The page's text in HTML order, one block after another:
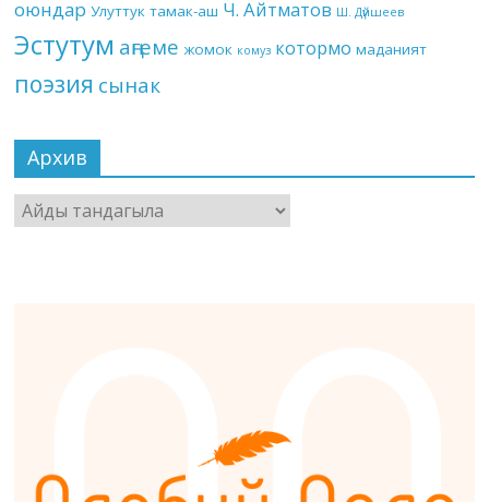
оюндар Улуттук тамак-аш Ч. Айтматов Ш. Дүйшеев
Эстутум аңгеме жомок комуз котормо маданият
поэзия сынак
Архив
Архив